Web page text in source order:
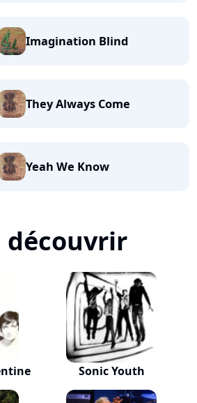
Imagination Blind
They Always Come
Yeah We Know
découvrir
Sonic Youth